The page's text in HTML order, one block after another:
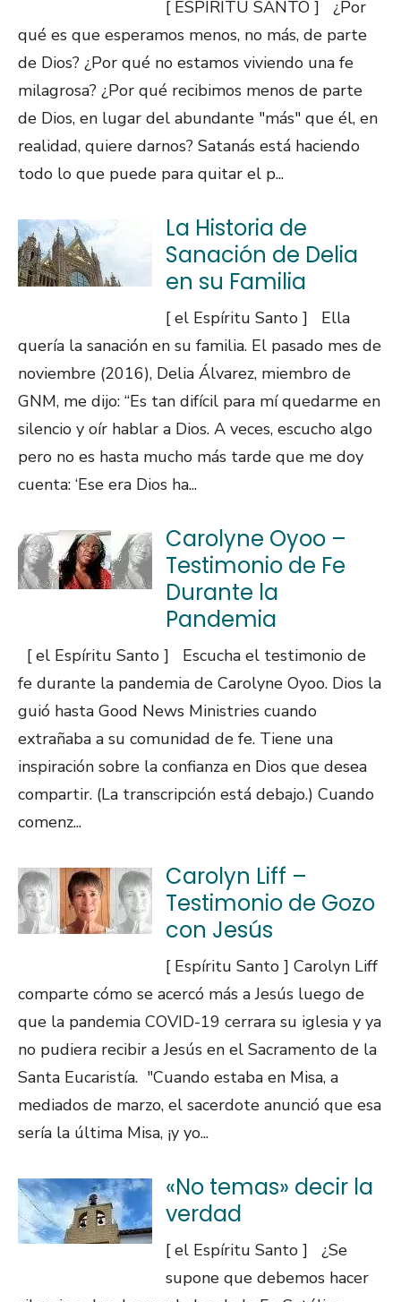
[ ESPÍRITU SANTO ] ¿Por
qué es que esperamos menos, no más, de parte
de Dios? ¿Por qué no estamos viviendo una fe
milagrosa? ¿Por qué recibimos menos de parte
de Dios, en lugar del abundante "más" que él, en
realidad, quiere darnos? Satanás está haciendo
todo lo que puede para quitar el p...
La Historia de
Sanación de Delia
en su Familia
[ el Espíritu Santo ] Ella
quería la sanación en su familia. El pasado mes de
noviembre (2016), Delia Álvarez, miembro de
GNM, me dijo: “Es tan difícil para mí quedarme en
silencio y oír hablar a Dios. A veces, escucho algo
pero no es hasta mucho más tarde que me doy
cuenta: ‘Ese era Dios ha...
Carolyne Oyoo –
Testimonio de Fe
Durante la
Pandemia
[ el Espíritu Santo ] Escucha el testimonio de
fe durante la pandemia de Carolyne Oyoo. Dios la
guió hasta Good News Ministries cuando
extrañaba a su comunidad de fe. Tiene una
inspiración sobre la confianza en Dios que desea
compartir. (La transcripción está debajo.) Cuando
comenz...
Carolyn Liff –
Testimonio de Gozo
con Jesús
[ Espíritu Santo ] Carolyn Liff
comparte cómo se acercó más a Jesús luego de
que la pandemia COVID-19 cerrara su iglesia y ya
no pudiera recibir a Jesús en el Sacramento de la
Santa Eucaristía. "Cuando estaba en Misa, a
mediados de marzo, el sacerdote anunció que esa
sería la última Misa, ¡y yo...
«No temas» decir la
verdad
[ el Espíritu Santo ] ¿Se
supone que debemos hacer